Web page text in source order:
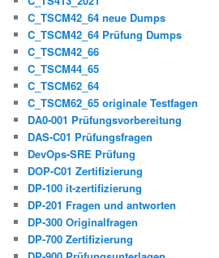
C_TSCM42_64 neue Dumps
C_TSCM42_64 Prüfung Dumps
C_TSCM42_66
C_TSCM44_65
C_TSCM62_64
C_TSCM62_65 originale Testfagen
DA0-001 Prüfungsvorbereitung
DAS-C01 Prüfungsfragen
DevOps-SRE Prüfung
DOP-C01 Zertifizierung
DP-100 it-zertifizierung
DP-201 Fragen und antworten
DP-300 Originalfragen
DP-700 Zertifizierung